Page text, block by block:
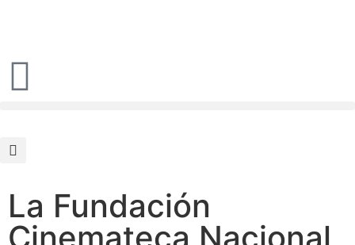
La Fundación